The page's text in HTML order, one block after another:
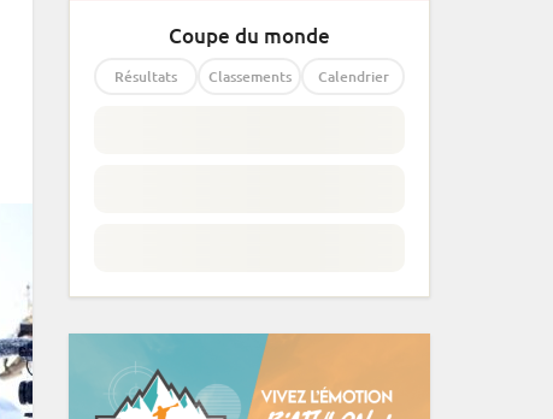
Coupe du monde
Résultats Classements Calendrier